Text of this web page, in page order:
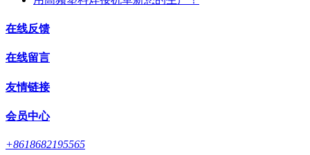
在线反馈
在线留言
友情链接
会员中心
+8618682195565